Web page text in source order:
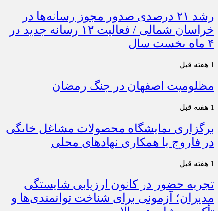
رشد ۲۱ درصدی صدور مجوز رسانه‌ها در
خراسان شمالی / فعالیت ۱۳ رسانه جدید در
۴ ماه نخست سال
1 هفته قبل
مظلومیت اصفهان در جنگ رمضان
1 هفته قبل
برگزاری نمایشگاه محصولات مشاغل خانگی
در فاروج با همکاری نهادهای محلی
1 هفته قبل
تجربه حضور در کانون ارزیابی شایستگی
مدیران؛ آزمونی برای شناخت توانمندی‌ها و